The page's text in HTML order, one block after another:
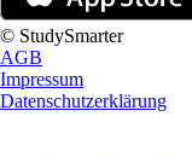
© StudySmarter
AGB
Impressum
Datenschutzerklärung